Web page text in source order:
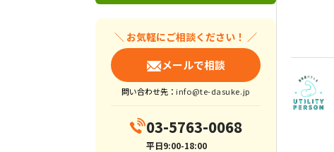
＼ お気軽にご相談ください！ ／
メールで相談
問い合わせ先： info@te-dasuke.jp
03-5763-0068
平日9:00-18:00